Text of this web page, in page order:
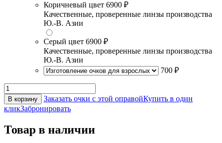
Коричневый цвет 6900 ₽
Качественные, проверенные линзы производства
Ю.-В. Азии
Серый цвет 6900 ₽
Качественные, проверенные линзы производства
Ю.-В. Азии
700 ₽
В корзину Заказать очки с этой оправойКупить в один
кликЗабронировать
Товар в наличии